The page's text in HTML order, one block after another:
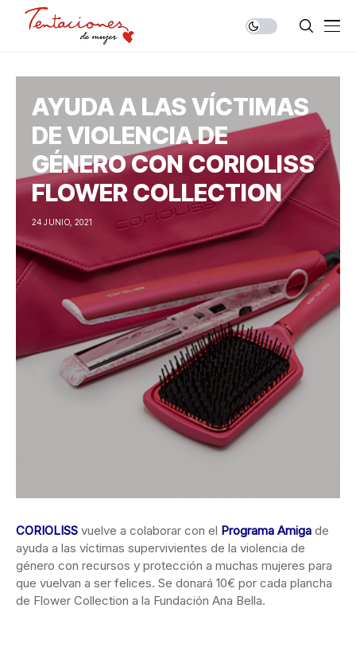
AYUDA A LAS VÍCTIMAS
DE VIOLENCIA DE
GÉNERO CON CORIOLISS
FLOWER COLLECTION
24 JUNIO, 2021
CORIOLISS vuelve a colaborar con el Programa Amiga de
ayuda a las víctimas supervivientes de la violencia de
género con recursos y protección a muchas mujeres para
que vuelvan a ser felices. Se donará 10€ por cada plancha
de Flower Collection a la Fundación Ana Bella.